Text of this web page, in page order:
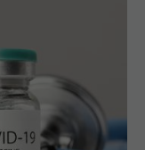
dar doar
de el